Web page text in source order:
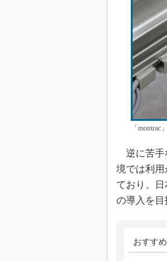
「
逆に苦手
境では利用
ており、
の導入を目
おすす